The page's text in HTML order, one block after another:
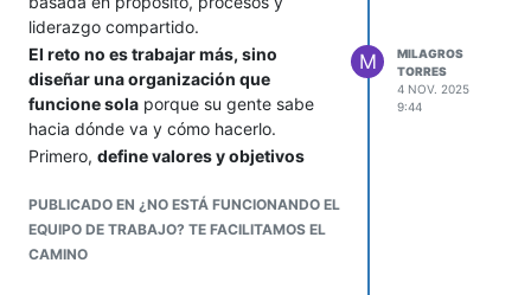
liderazgo compartido.
El reto no es trabajar más, sino
diseñar una organización que
funcione sola porque su gente sabe
hacia dónde va y cómo hacerlo.
Primero, define valores y objetivos
depender del dueño. Luego,
documenta los procesos clave y
delega con responsabilidad.
PUBLICADO EN ¿NO ESTÁ FUNCIONANDO EL
EQUIPO DE TRABAJO? TE FACILITAMOS EL
CAMINO
M
MILAGROS
TORRES
4 NOV. 2025
9:44